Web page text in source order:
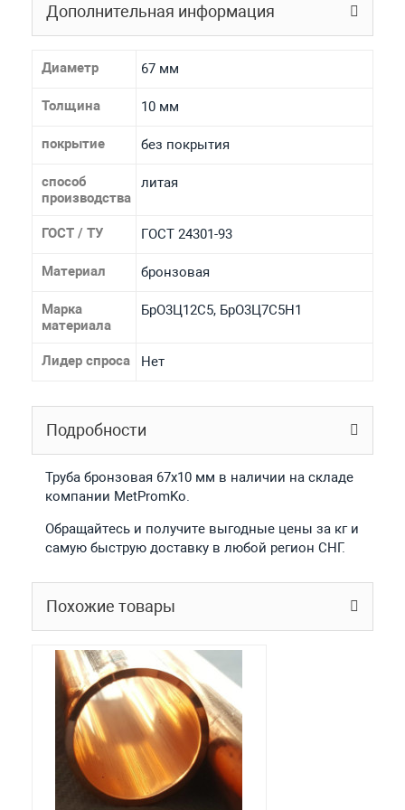
Дополнительная информация
Диаметр 67 мм
Толщина 10 мм
покрытие без покрытия
способ
производства
литая
ГОСТ / ТУ ГОСТ 24301-93
Материал бронзовая
Марка
материала
БрО3Ц12С5, БрО3Ц7С5Н1
Лидер спроса Нет
Подробности
Труба бронзовая 67x10 мм в наличии на складе
компании MetPromKo.
Обращайтесь и получите выгодные цены за кг и
самую быструю доставку в любой регион СНГ.
Похожие товары